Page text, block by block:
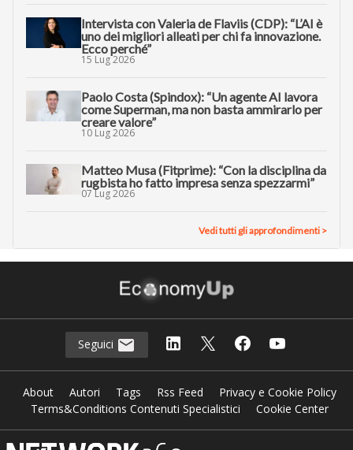
Intervista con Valeria de Flaviis (CDP): “L’AI è
uno dei migliori alleati per chi fa innovazione.
Ecco perché”
15 Lug 2026
Paolo Costa (Spindox): “Un agente AI lavora
come Superman, ma non basta ammirarlo per
creare valore”
10 Lug 2026
Matteo Musa (Fitprime): “Con la disciplina da
rugbista ho fatto impresa senza spezzarmi”
07 Lug 2026
Vedi tutti gli approfondimenti >
Seguici
About Autori Tags Rss Feed
Privacy e Cookie Policy
Terms&Conditions Contenuti Specialistici
Cookie Center